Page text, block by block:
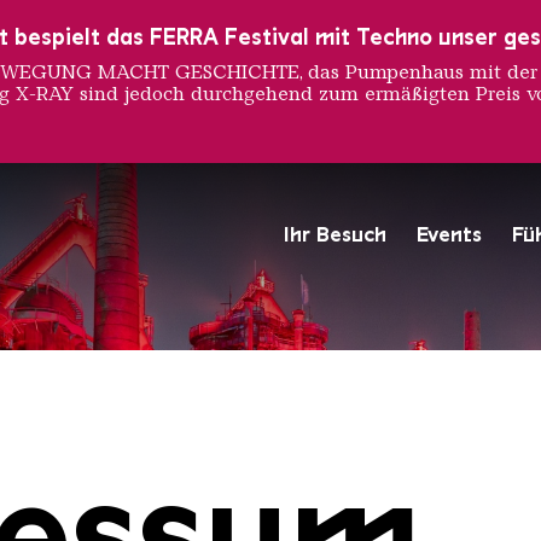
Ihr Besuch Events
Hochofengruppe in Rot
Copyright: Weltkulturerbe
bespielt das FERRA Festival mit Techno unser
MACHT GESCHICHTE, das Pumpenhaus mit
RAY sind jedoch durchgehend zum ermäßigten Preis